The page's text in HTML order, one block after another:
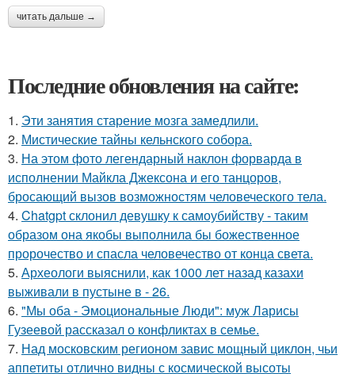
читать дальше →
Последние обновления на сайте:
1. Эти занятия старение мозга замедлили.
2. Мистические тайны кельнского собора.
3. На этом фото легендарный наклон форварда в
исполнении Майкла Джексона и его танцоров,
бросающий вызов возможностям человеческого тела.
4. Chatgpt склонил девушку к самоубийству - таким
образом она якобы выполнила бы божественное
пророчество и спасла человечество от конца света.
5. Археологи выяснили, как 1000 лет назад казахи
выживали в пустыне в - 26.
6. "Мы оба - Эмоциональные Люди": муж Ларисы
Гузеевой рассказал о конфликтах в семье.
7. Над московским регионом завис мощный циклон, чьи
аппетиты отлично видны с космической высоты